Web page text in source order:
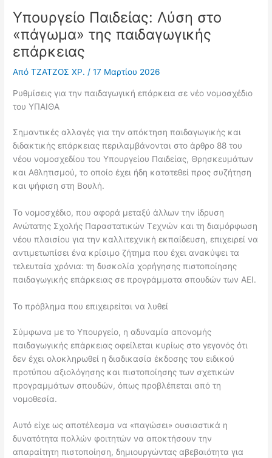
Υπουργείο Παιδείας: Λύση στο
«πάγωμα» της παιδαγωγικής
επάρκειας
ΑπόΤΖΑΤΖΟΣ ΧΡ. /17 Μαρτίου 2026
Ρυθμίσεις για την παιδαγωγική επάρκεια σε νέο νομοσχέδιο
του ΥΠΑΙΘΑ
Σημαντικές αλλαγές για την απόκτηση παιδαγωγικής και
διδακτικής επάρκειας περιλαμβάνονται στο άρθρο 88 του
νέου νομοσχεδίου του Υπουργείου Παιδείας, Θρησκευμάτων
και Αθλητισμού, το οποίο έχει ήδη κατατεθεί προς συζήτηση
και ψήφιση στη Βουλή.
Το νομοσχέδιο, που αφορά μεταξύ άλλων την ίδρυση
Ανώτατης Σχολής Παραστατικών Τεχνών και τη διαμόρφωση
νέου πλαισίου για την καλλιτεχνική εκπαίδευση, επιχειρεί να
αντιμετωπίσει ένα κρίσιμο ζήτημα που έχει ανακύψει τα
τελευταία χρόνια: τη δυσκολία χορήγησης πιστοποίησης
παιδαγωγικής επάρκειας σε προγράμματα σπουδών των ΑΕΙ.
Το πρόβλημα που επιχειρείται να λυθεί
Σύμφωνα με το Υπουργείο, η αδυναμία απονομής
παιδαγωγικής επάρκειας οφείλεται κυρίως στο γεγονός ότι
δεν έχει ολοκληρωθεί η διαδικασία έκδοσης του ειδικού
προτύπου αξιολόγησης και πιστοποίησης των σχετικών
προγραμμάτων σπουδών, όπως προβλέπεται από τη
νομοθεσία.
Αυτό είχε ως αποτέλεσμα να «παγώσει» ουσιαστικά η
δυνατότητα πολλών φοιτητών να αποκτήσουν την
απαραίτητη πιστοποίηση, δημιουργώντας αβεβαιότητα για